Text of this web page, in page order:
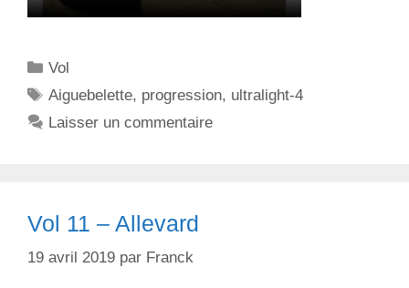
C
a
i
Vol
É
t
t
t
Aiguebelette, progression, ultralight-4
Laisser un commentaire
Vol 11 – Allevard
19 avril 2019 par Franck